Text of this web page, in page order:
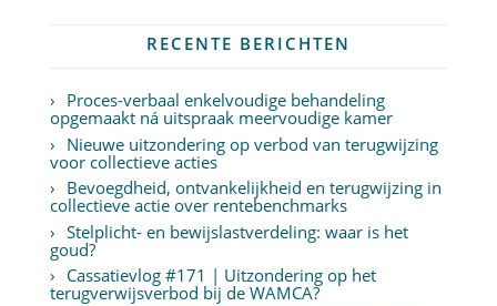
RECENTE BERICHTEN
Proces-verbaal enkelvoudige behandeling
opgemaakt ná uitspraak meervoudige kamer
Nieuwe uitzondering op verbod van terugwijzing
voor collectieve acties
Bevoegdheid, ontvankelijkheid en terugwijzing in
collectieve actie over rentebenchmarks
Stelplicht- en bewijslastverdeling: waar is het
goud?
Cassatievlog #171 | Uitzondering op het
terugverwijsverbod bij de WAMCA?